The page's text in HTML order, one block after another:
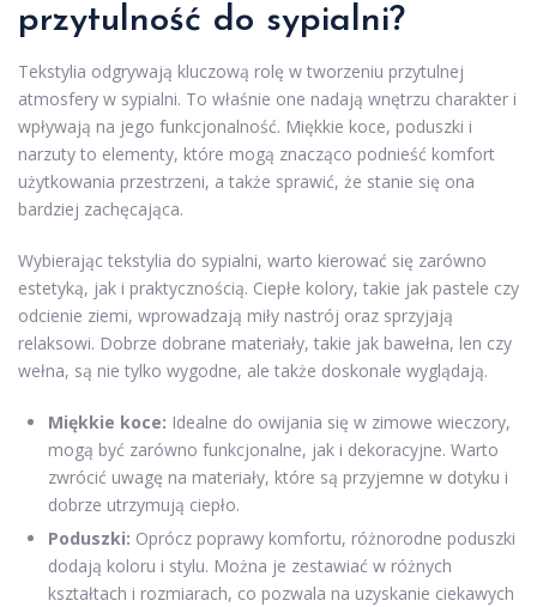
przytulność do sypialni?
Tekstylia odgrywają kluczową rolę w tworzeniu przytulnej
atmosfery w sypialni. To właśnie one nadają wnętrzu charakter i
wpływają na jego funkcjonalność. Miękkie koce, poduszki i
narzuty to elementy, które mogą znacząco podnieść komfort
użytkowania przestrzeni, a także sprawić, że stanie się ona
bardziej zachęcająca.
Wybierając tekstylia do sypialni, warto kierować się zarówno
estetyką, jak i praktycznością. Ciepłe kolory, takie jak pastele czy
odcienie ziemi, wprowadzają miły nastrój oraz sprzyjają
relaksowi. Dobrze dobrane materiały, takie jak bawełna, len czy
wełna, są nie tylko wygodne, ale także doskonale wyglądają.
Miękkie koce: Idealne do owijania się w zimowe wieczory,
mogą być zarówno funkcjonalne, jak i dekoracyjne. Warto
zwrócić uwagę na materiały, które są przyjemne w dotyku i
dobrze utrzymują ciepło.
Poduszki: Oprócz poprawy komfortu, różnorodne poduszki
dodają koloru i stylu. Można je zestawiać w różnych
kształtach i rozmiarach, co pozwala na uzyskanie ciekawych